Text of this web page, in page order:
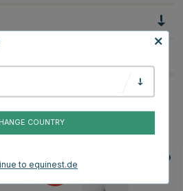
Ihnen gefallen könnten
25
COUNTRY
to equinest.de